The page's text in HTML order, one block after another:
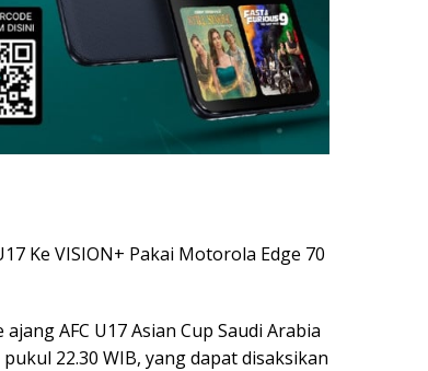
Ke VISION+ Pakai Motorola Edge 70
AFC U17 Asian Cup Saudi Arabia
22.30 WIB, yang dapat disaksikan